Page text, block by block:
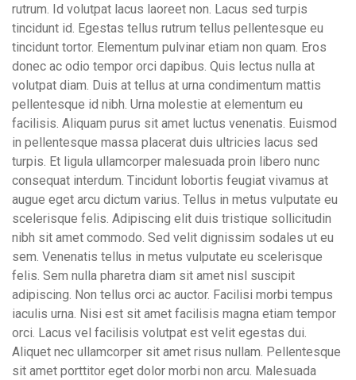
rutrum. Id volutpat lacus laoreet non. Lacus sed turpis
tincidunt id. Egestas tellus rutrum tellus pellentesque eu
tincidunt tortor. Elementum pulvinar etiam non quam. Eros
donec ac odio tempor orci dapibus. Quis lectus nulla at
volutpat diam. Duis at tellus at urna condimentum mattis
pellentesque id nibh. Urna molestie at elementum eu
facilisis. Aliquam purus sit amet luctus venenatis. Euismod
in pellentesque massa placerat duis ultricies lacus sed
turpis. Et ligula ullamcorper malesuada proin libero nunc
consequat interdum. Tincidunt lobortis feugiat vivamus at
augue eget arcu dictum varius. Tellus in metus vulputate eu
scelerisque felis. Adipiscing elit duis tristique sollicitudin
nibh sit amet commodo. Sed velit dignissim sodales ut eu
sem. Venenatis tellus in metus vulputate eu scelerisque
felis. Sem nulla pharetra diam sit amet nisl suscipit
adipiscing. Non tellus orci ac auctor. Facilisi morbi tempus
iaculis urna. Nisi est sit amet facilisis magna etiam tempor
orci. Lacus vel facilisis volutpat est velit egestas dui.
Aliquet nec ullamcorper sit amet risus nullam. Pellentesque
sit amet porttitor eget dolor morbi non arcu. Malesuada